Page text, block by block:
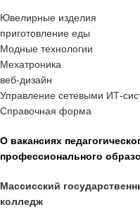
Ювелирные изделия
приготовление еды
Модные технологии
Мехатроника
веб-дизайн
Управление сетевыми ИТ-
Справочная форма
О вакансиях
профессионального
Массисский
колледж